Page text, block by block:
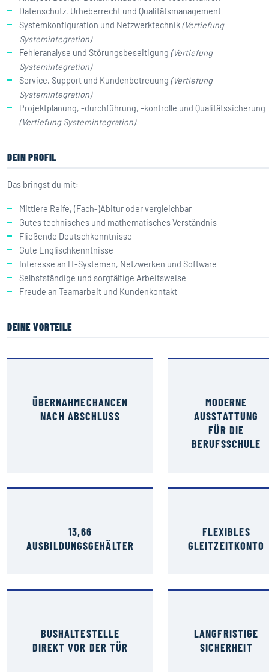
Datenschutz, Urheberrecht und Qualitätsmanagement
Systemkonfiguration und Netzwerktechnik(Vertiefung
Systemintegration)
Fehleranalyse und Störungsbeseitigung (Vertiefung
Systemintegration)
Service, Support und Kundenbetreuung (Vertiefung
Systemintegration)
Projektplanung, -durchführung, -kontrolle und Qualitätssicherung
(Vertiefung Systemintegration)
DEIN PROFIL
Das bringst du mit:
Mittlere Reife, (Fach-)Abitur oder vergleichbar
Gutes technisches und mathematisches Verständnis
Fließende Deutschkenntnisse
Gute Englischkenntnisse
Interesse an IT-Systemen, Netzwerken und Software
Selbstständige und sorgfältige Arbeitsweise
Freude an Teamarbeit und Kundenkontakt
DEINE VORTEILE
ÜBERNAHMECHANCEN
NACH ABSCHLUSS
MODERNE
AUSSTATTUNG
FÜR DIE
BERUFSSCHULE
13,66
AUSBILDUNGSGEHÄLTER
FLEXIBLES
GLEITZEITKONTO
BUSHALTESTELLE
DIREKT VOR DER TÜR
LANGFRISTIGE
SICHERHEIT